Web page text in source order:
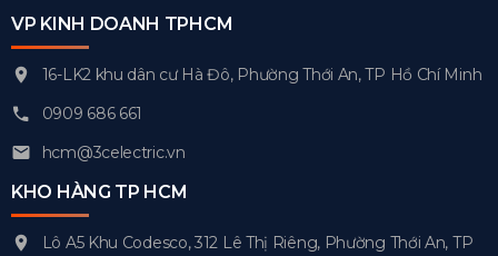
VP KINH DOANH TPHCM
16-LK2 khu dân cư Hà Đô, Phường Thới An, TP Hồ Chí Minh
0909 686 661
hcm@3celectric.vn
KHO HÀNG TP HCM
Lô A5 Khu Codesco, 312 Lê Thị Riêng, Phường Thới An, TP